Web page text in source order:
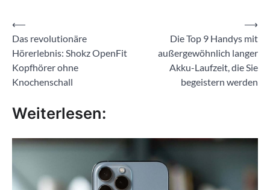
Beitragsnavigation
⟵
Das revolutionäre
Hörerlebnis: Shokz OpenFit
Kopfhörer ohne
Knochenschall
Die Top 9 Handys mit
außergewöhnlich langer
Akku-Laufzeit, die Sie
begeistern werden
⟶
Weiterlesen: